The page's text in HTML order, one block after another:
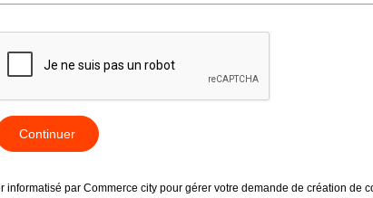
Continuer
par Commerce city pour gérer votre demande de création de